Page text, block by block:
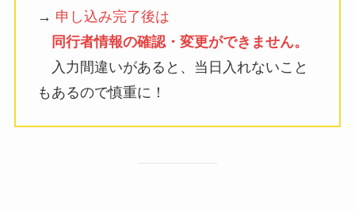
→ 申し込み完了後は
同行者情報の確認・変更ができません。
入力間違いがあると、当日入れないこと
もあるので慎重に！